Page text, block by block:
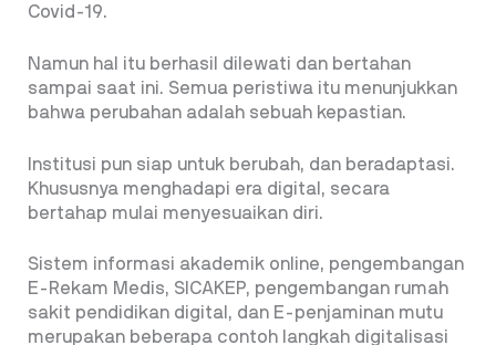
Covid-19.
Namun hal itu berhasil dilewati dan bertahan
sampai saat ini. Semua peristiwa itu menunjukkan
bahwa perubahan adalah sebuah kepastian.
Institusi pun siap untuk berubah, dan beradaptasi.
Khususnya menghadapi era digital, secara
bertahap mulai menyesuaikan diri.
Sistem informasi akademik online, pengembangan
E-Rekam Medis, SICAKEP, pengembangan rumah
sakit pendidikan digital, dan E-penjaminan mutu
merupakan beberapa contoh langkah digitalisasi